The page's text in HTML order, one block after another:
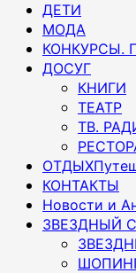
ДЕТИ
МОДА
КОНКУРСЫ.
ДОСУГ
КНИГИ
ТЕАТР
ТВ.
ОТДЫХ
КОНТАКТЫ
Новости и
ЗВЕЗДНЫЙ